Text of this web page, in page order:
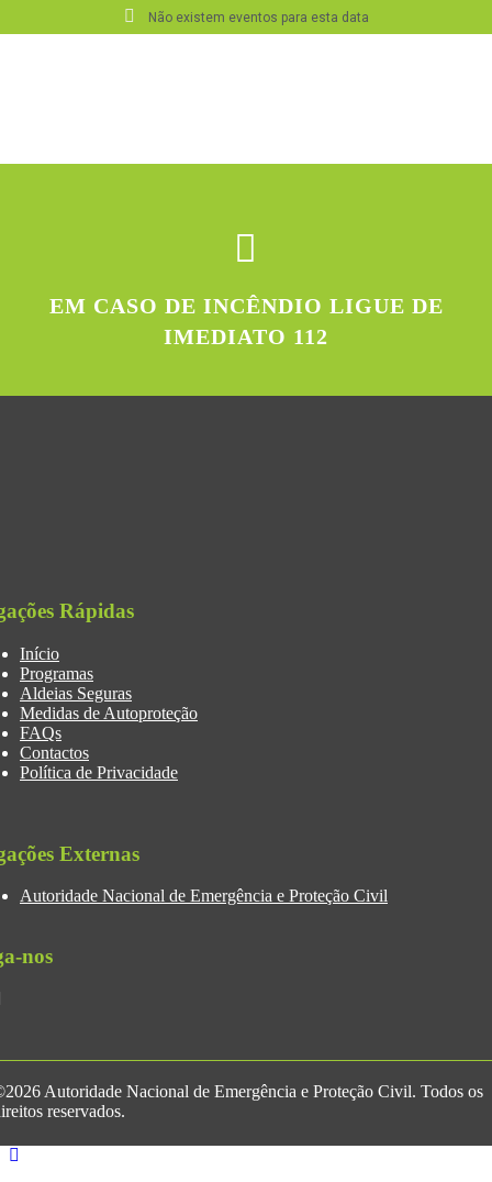
Não existem eventos para esta data
EM CASO DE INCÊNDIO LIGUE DE
IMEDIATO 112
Rápidas
Início
Programas
Aldeias Seguras
Medidas de Autoproteção
FAQs
Contactos
Política de Privacidade
Externas
Autoridade Nacional de Emergência e Proteção Civil
nos
Autoridade Nacional de Emergência e Proteção Civil. Todos os
reservados.